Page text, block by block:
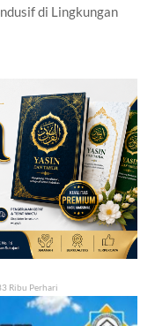
di Lingkungan
Ribu Perhari